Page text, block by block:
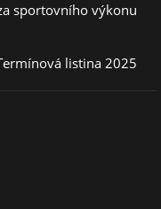
sportovního výkonu
listina 2025